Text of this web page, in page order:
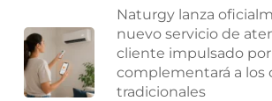
Naturgy lanza
nuevo servicio de
cliente impulsado
complementará a los
tradicionales